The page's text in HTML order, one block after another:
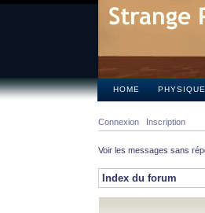
HOME PHYSIQUE
Connexion Inscription
Voir les messages sans
Index du forum